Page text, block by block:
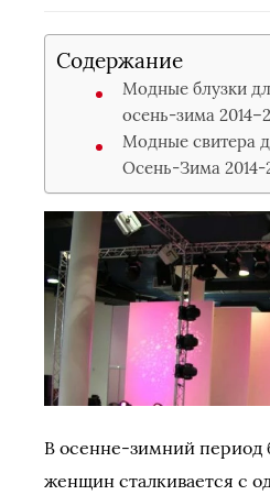
Содержание
Модные блузки
осень-зима
Модные свитера
Осень-Зима 2014-
В осенне-зимний период
женщин сталкивается с